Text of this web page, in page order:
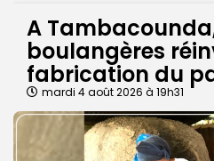
A
boulangères
fabrication du
mardi 4 août 2026 à 19h31